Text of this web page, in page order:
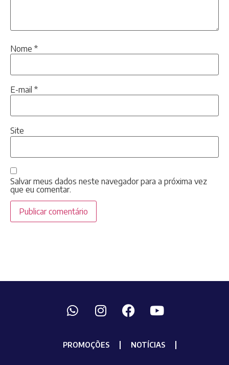
Nome *
E-mail *
Site
Salvar meus dados neste navegador para a próxima vez
que eu comentar.
PROMOÇÕES NOTÍCIAS